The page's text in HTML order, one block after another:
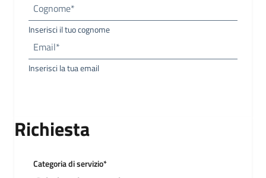
Cognome*
Inserisci il tuo cognome
Email*
Inserisci la tua email
Richiesta
Categoria di servizio*